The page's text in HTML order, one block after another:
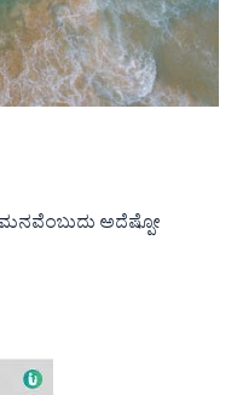
ಅದೆಷ್ಪೋ